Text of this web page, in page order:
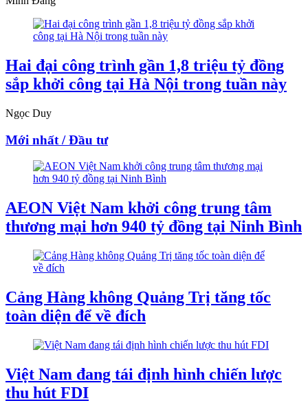
Hai đại công trình gần 1,8 triệu tỷ đồng
sắp khởi công tại Hà Nội trong tuần này
Ngọc Duy
Mới nhất / Đầu tư
AEON Việt Nam khởi công trung tâm
thương mại hơn 940 tỷ đồng tại Ninh Bình
Cảng Hàng không Quảng Trị tăng tốc
toàn diện để về đích
Việt Nam đang tái định hình chiến lược
thu hút FDI